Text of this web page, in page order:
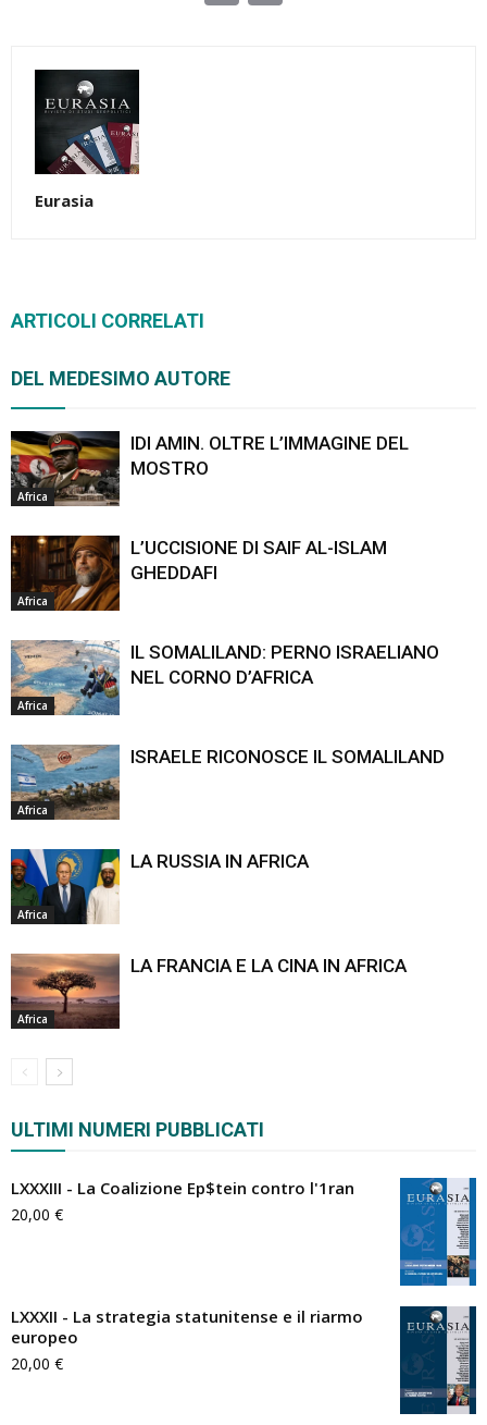
Eurasia
ARTICOLI CORRELATI
DEL MEDESIMO AUTORE
Africa
IDI AMIN. OLTRE L’IMMAGINE DEL
MOSTRO
Africa
L’UCCISIONE DI SAIF AL-ISLAM
GHEDDAFI
Africa
IL SOMALILAND: PERNO ISRAELIANO
NEL CORNO D’AFRICA
Africa
ISRAELE RICONOSCE IL SOMALILAND
Africa
LA RUSSIA IN AFRICA
Africa
LA FRANCIA E LA CINA IN AFRICA
ULTIMI NUMERI PUBBLICATI
LXXXIII - La Coalizione Ep$tein contro l'1ran
20,00 €
LXXXII - La strategia statunitense e il riarmo
europeo
20,00 €